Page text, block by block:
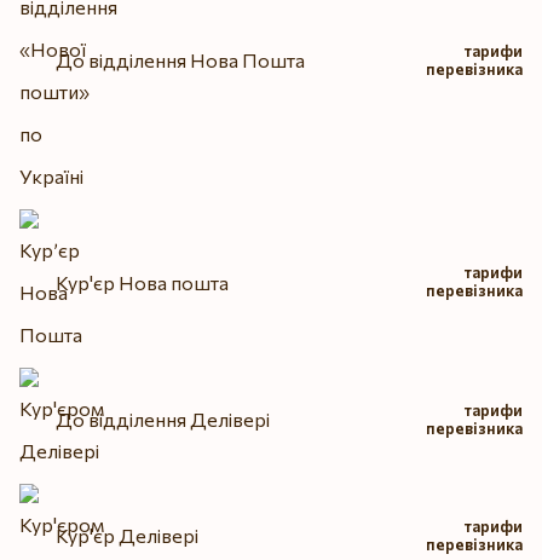
До відділення Нова Пошта
тарифи
перевізника
Кур'єр Нова пошта
тарифи
перевізника
До відділення Делівері
тарифи
перевізника
Кур'єр Делівері
тарифи
перевізника